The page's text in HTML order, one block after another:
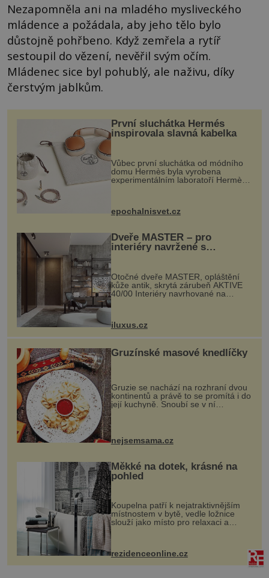
Nezapomněla ani na mladého mysliveckého
mládence a požádala, aby jeho tělo bylo
důstojně pohřbeno. Když zemřela a rytíř
sestoupil do vězení, nevěřil svým očím.
Mládenec sice byl pohublý, ale naživu, díky
čerstvým jablkům.
První sluchátka Hermés
inspirovala slavná kabelka
Vůbec první sluchátka od módního
domu Hermès byla vyrobena
experimentálním laboratoří Hermès
kovový...
epochalnisvet.cz
Dveře MASTER – pro
interiéry navržené s
rozumem i vášní!
Otočné dveře MASTER, opláštění
kůže antik, skrytá zárubeň AKTIVE
40/00 Interiéry navrhované na
zakázku často vyžadují atypické
rozměry nejen nábytku, ale i
dnes umož...
iluxus.cz
Gruzínské masové knedlíčky
Gruzie se nachází na rozhraní dvou
kontinentů a právě to se promítá i do
její kuchyně. Snoubí se v ní
evropské a asijské chutě a díky tomu
pokrmy, které rozhodně st...
nejsemsama.cz
Měkké na dotek, krásné na
pohled
Koupelna patří k nejatraktivnějším
místnostem v bytě, vedle ložnice
slouží jako místo pro relaxaci a
odpočinek. Koupelnový textil –
ručníky, osušky a koberečky –
proutku...
rezidenceonline.cz